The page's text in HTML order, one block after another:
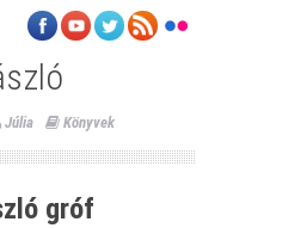
Júlia Könyvek
gróf